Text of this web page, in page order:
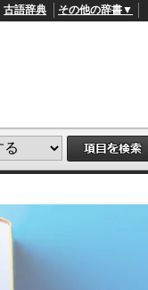
古語辞典 その他の辞書▼